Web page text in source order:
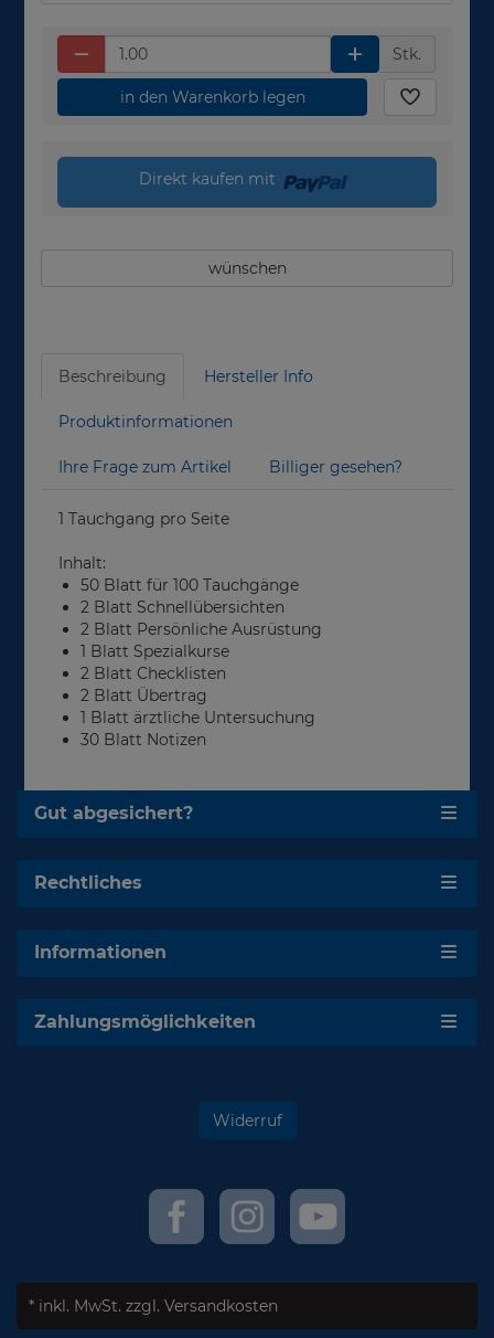
Stk.
in den Warenkorb legen
Direkt kaufen mit
wünschen
Beschreibung Hersteller Info
Produktinformationen
Ihre Frage zum Artikel Billiger gesehen?
1 Tauchgang pro Seite
Inhalt:
50 Blatt für 100 Tauchgänge
2 Blatt Schnell­übersichten
2 Blatt Persönliche Ausrüstung
1 Blatt Spezialkurse
2 Blatt Checklisten
2 Blatt Übertrag
1 Blatt ärztliche Unter­suchung
30 Blatt Notizen
Gut abgesichert?
Rechtliches
Informationen
Zahlungsmöglichkeiten
Widerruf
* inkl. MwSt. zzgl. Versandkosten